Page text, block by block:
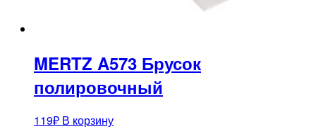
MERTZ A573 Брусок
полировочный
119₽ В корзину